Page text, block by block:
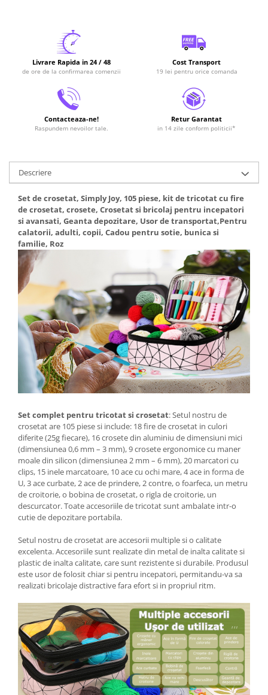
Livrare Rapida in 24 / 48
de ore de la confirmarea comenzii
Cost Transport
19 lei pentru orice comanda
Contacteaza-ne!
Raspundem nevoilor tale.
Retur Garantat
in 14 zile conform politicii*
Descriere
Set de crosetat, Simply Joy, 105 piese, kit de tricotat cu fire
de crosetat, crosete, Crosetat si bricolaj pentru incepatori
si avansati, Geanta depozitare, Usor de transportat,Pentru
calatorii, adulti, copii, Cadou pentru sotie, bunica si
familie, Roz
Set complet pentru tricotat si crosetat: Setul nostru de
crosetat are 105 piese si include: 18 fire de crosetat in culori
diferite (25g fiecare), 16 crosete din aluminiu de dimensiuni mici
(dimensiunea 0,6 mm – 3 mm), 9 crosete ergonomice cu maner
moale din silicon (dimensiunea 2 mm – 6 mm), 20 marcatori cu
clips, 15 inele marcatoare, 10 ace cu ochi mare, 4 ace in forma de
U, 3 ace curbate, 2 ace de prindere, 2 contre, o foarfeca, un metru
de croitorie, o bobina de crosetat, o rigla de croitorie, un
descurcator. Toate accesoriile de tricotat sunt ambalate intr-o
cutie de depozitare portabila.
Setul nostru de crosetat are accesorii multiple si o calitate
excelenta. Accesoriile sunt realizate din metal de inalta calitate si
plastic de inalta calitate, care sunt rezistente si durabile. Produsul
este usor de folosit chiar si pentru incepatori, permitandu-va sa
realizati bricolaje distractive fara efort si in propriul ritm.